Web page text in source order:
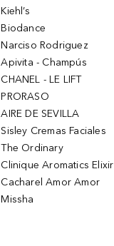
Kiehl’s
Biodance
Narciso Rodriguez
Apivita - Champús
CHANEL - LE LIFT
PRORASO
AIRE DE SEVILLA
Sisley Cremas Faciales
The Ordinary
Clinique Aromatics Elixir
Cacharel Amor Amor
Missha